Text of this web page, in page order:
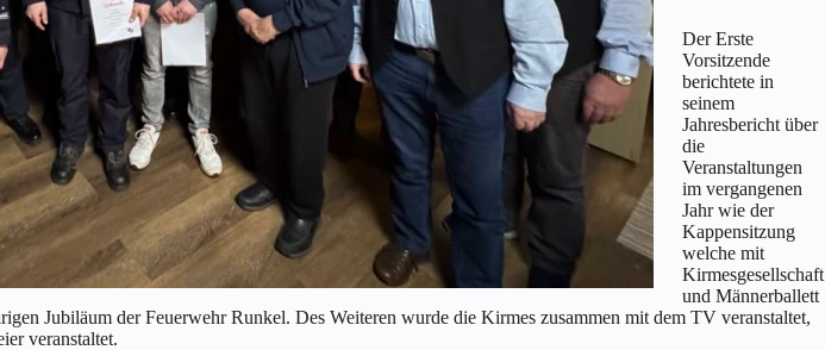
Der Erste
Vorsitzende
berichtete in
seinem
Jahresbericht über
die
Veranstaltungen
im vergangenen
Jahr wie der
Kappensitzung
welche mit
Kirmesgesellschaft
und Männerballett
Jubiläum der Feuerwehr Runkel. Des Weiteren wurde die Kirmes zusammen mit dem TV veranstaltet,
veranstaltet.